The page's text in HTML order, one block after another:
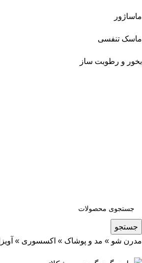
ماساژور
ماسک تنفسی
بخور و رطوبت ساز
جستجو
مدرن شو » مد و پوشاک » اکسسوری »